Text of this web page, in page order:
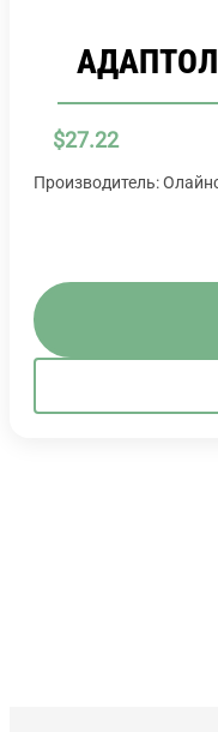
АДАПТОЛ
$27.22
Производитель: